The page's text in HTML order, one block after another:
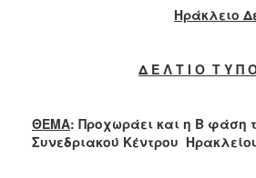
2017
2016
Ηράκλειο
Δ Ε Λ Τ Ι Ο Τ Υ Π
ΘΕΜΑ: Προχωράει και η Β φάση
Συνεδριακού Κέντρου